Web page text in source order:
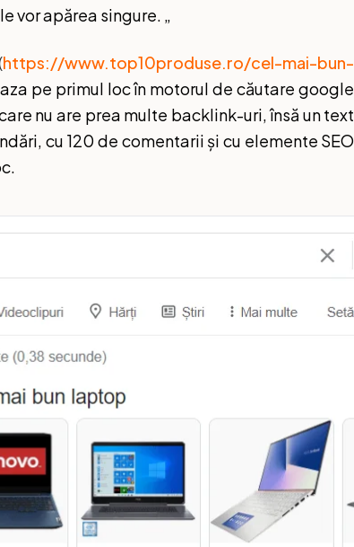
apărea singure. „
https://www.top10produse.ro/cel-mai-bun-
pe primul loc în motorul de căutare google
nu are prea multe backlink-uri, însă un text
cu 120 de comentarii și cu elemente SEO